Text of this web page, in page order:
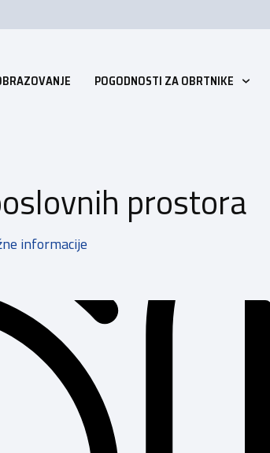
POGODNOSTI ZA OBRTNIKE
prostora
informacije